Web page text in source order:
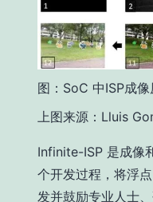
图：SoC 中ISP成
上图来源：Lluis
Infinite-ISP 是成像
个开发过程，将浮
发并鼓励专业人士